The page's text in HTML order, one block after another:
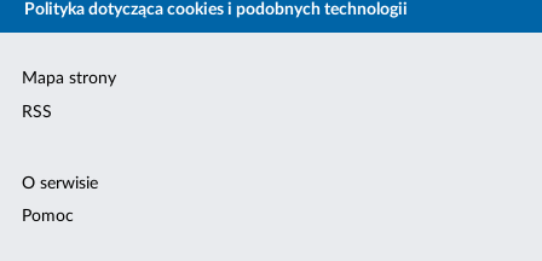
Polityka dotycząca cookies i podobnych technologii
Mapa strony
RSS
O serwisie
Pomoc